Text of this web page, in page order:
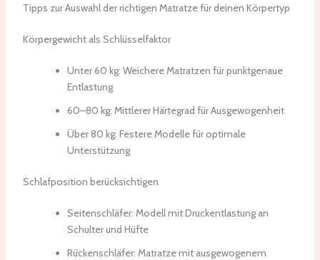
Tipps zur Auswahl der richtigen Matratze für deinen Körpertyp
Körpergewicht als Schlüsselfaktor
Unter 60 kg: Weichere Matratzen für punktgenaue
Entlastung
60–80 kg: Mittlerer Härtegrad für Ausgewogenheit
Über 80 kg: Festere Modelle für optimale
Unterstützung
Schlafposition berücksichtigen
Seitenschläfer: Modell mit Druckentlastung an
Schulter und Hüfte
Rückenschläfer: Matratze mit ausgewogenem